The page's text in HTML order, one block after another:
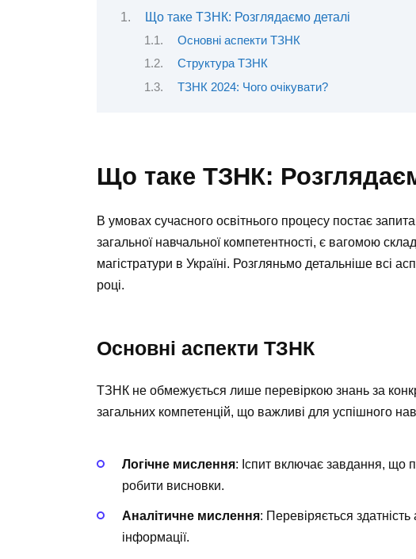
Що таке ТЗНК: Розглядаємо деталі
Основні аспекти ТЗНК
Структура ТЗНК
ТЗНК 2024: Чого очікувати?
Що таке ТЗНК:
В умовах сучасного освітнього процесу постає
загальної навчальної компетентності, є вагомою
магістратури в Україні. Розгляньмо детальніше всі
році.
Основні аспекти ТЗНК
ТЗНК не обмежується лише перевіркою знань за
загальних компетенцій, що важливі для успішного
Логічне мислення: Іспит включає завдання, що
робити висновки.
Аналітичне мислення: Перевіряється здатність
інформації.